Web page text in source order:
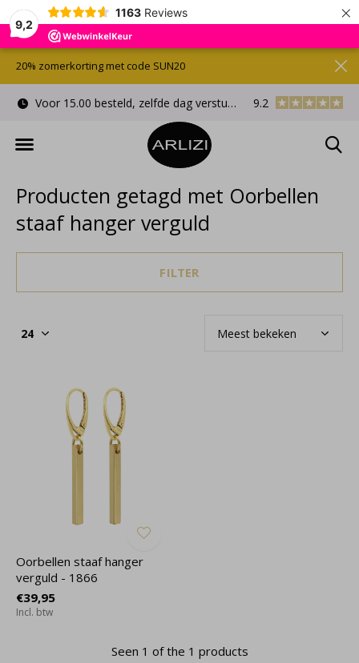
9,2
1163 Reviews ×
Voor 15.00 besteld, zelfde dag verstuurd Gratis
9.2
20% zomerkorting met code SUN20
Producten getagd met Oorbellen
staaf hanger verguld
FILTER
Oorbellen staaf hanger
verguld - 1866
€39,95
Incl. btw
Seen 1 of the 1 products